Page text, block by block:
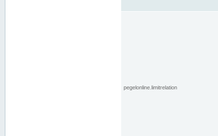
pegelonline.limitrelation